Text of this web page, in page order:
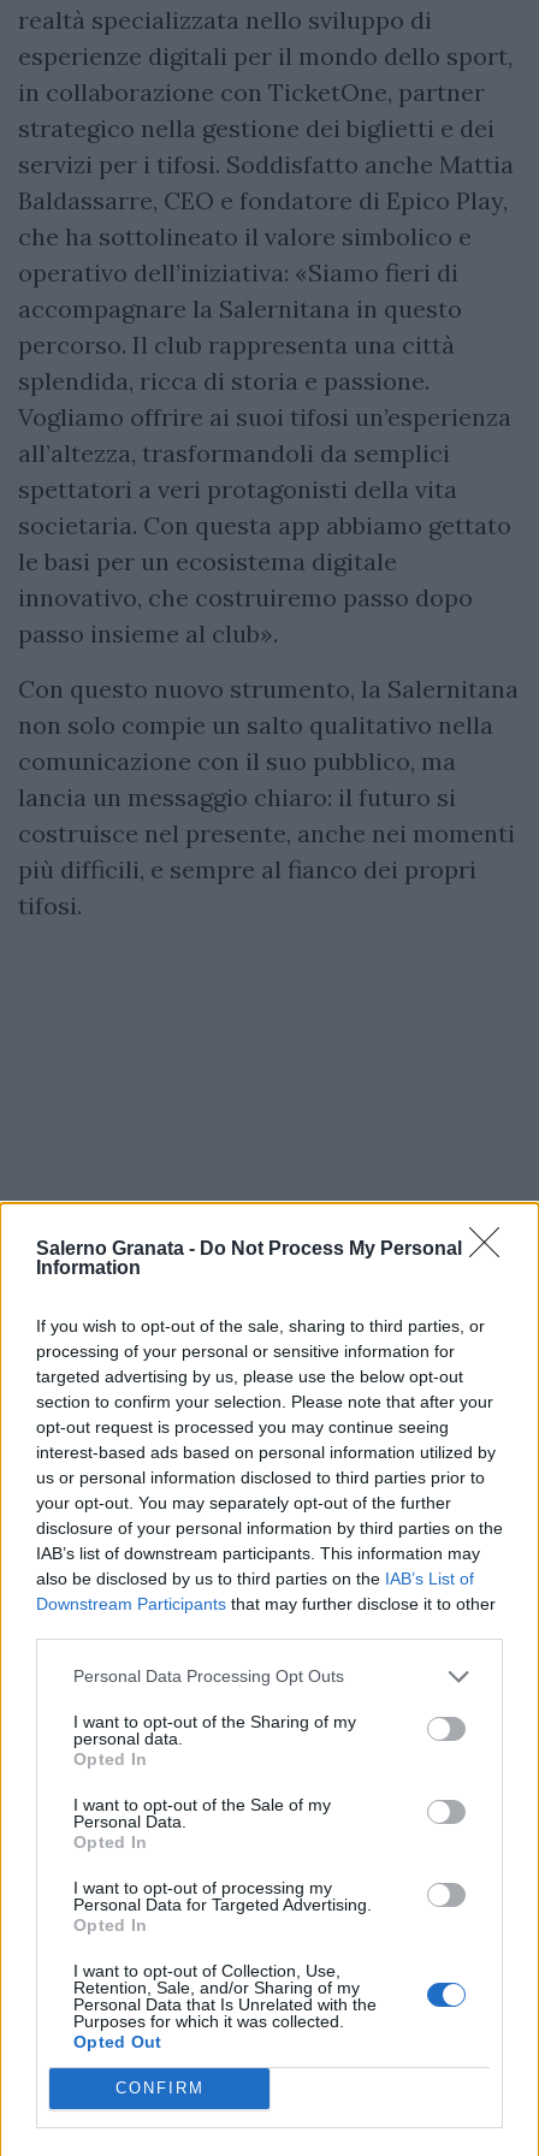
Salerno Granata - Do Not Process My Personal
Information
If you wish to opt-out of the sale, sharing to third parties, or
processing of your personal or sensitive information for
targeted advertising by us, please use the below opt-out
section to confirm your selection. Please note that after your
opt-out request is processed you may continue seeing
interest-based ads based on personal information utilized by
us or personal information disclosed to third parties prior to
your opt-out. You may separately opt-out of the further
disclosure of your personal information by third parties on the
IAB’s list of downstream participants. This information may
also be disclosed by us to third parties on the IAB’s List of
Downstream Participants that may further disclose it to other
Personal Data Processing Opt Outs
I want to opt-out of the Sharing of my
personal data.
Opted In
I want to opt-out of the Sale of my
Personal Data.
Opted In
I want to opt-out of processing my
Personal Data for Targeted Advertising.
Opted In
I want to opt-out of Collection, Use,
Retention, Sale, and/or Sharing of my
Personal Data that Is Unrelated with the
Purposes for which it was collected.
Opted Out
CONFIRM
realtà specializzata nello sviluppo di
esperienze digitali per il mondo dello sport,
in collaborazione con TicketOne, partner
strategico nella gestione dei biglietti e dei
servizi per i tifosi. Soddisfatto anche Mattia
Baldassarre, CEO e fondatore di Epico Play,
che ha sottolineato il valore simbolico e
operativo dell’iniziativa: «Siamo fieri di
accompagnare la Salernitana in questo
percorso. Il club rappresenta una città
splendida, ricca di storia e passione.
Vogliamo offrire ai suoi tifosi un’esperienza
all’altezza, trasformandoli da semplici
spettatori a veri protagonisti della vita
societaria. Con questa app abbiamo gettato
le basi per un ecosistema digitale
innovativo, che costruiremo passo dopo
passo insieme al club».
Con questo nuovo strumento, la Salernitana
non solo compie un salto qualitativo nella
comunicazione con il suo pubblico, ma
lancia un messaggio chiaro: il futuro si
costruisce nel presente, anche nei momenti
più difficili, e sempre al fianco dei propri
tifosi.